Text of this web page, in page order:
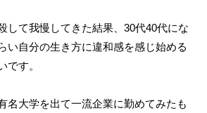
して我慢してきた結果、30代40代にな
い自分の生き方に違和感を感じ始める
です。
名大学を出て一流企業に勤めてみたも